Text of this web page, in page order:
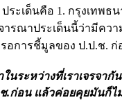
ประเด็นคือ 1. กรุงเท
รณาประเด็นนี้ว่ามีคว
การชี้มูลของ ป.ป.ช.
นระหว่างที่เราเจรจา
.ก่อน แล้วค่อยคุยมันก็ไ